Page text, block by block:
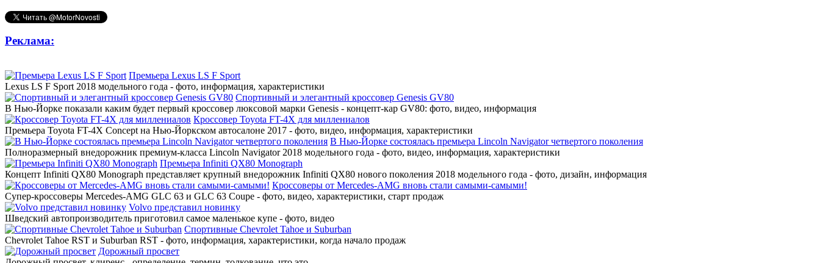
Реклама:
Премьера Lexus LS F Sport
Lexus LS F Sport 2018 модельного года - фото, информация, характеристики
Спортивный и элегантный кроссовер Genesis GV80
В Нью-Йорке показали каким будет первый кроссовер люксовой марки Genesis - концепт-кар GV80: фото, видео, информация
Кроссовер Toyota FT-4X для миллениалов
Премьера Toyota FT-4X Concept на Нью-Йоркском автосалоне 2017 - фото, видео, информация, характеристики
В Нью-Йорке состоялась премьера Lincoln Navigator четвертого поколения
Полноразмерный внедорожник премиум-класса Lincoln Navigator 2018 модельного года - фото, видео, информация, характеристики
Премьера Infiniti QX80 Monograph
Концепт Infiniti QX80 Monograph представляет крупный внедорожник Infiniti QX80 нового поколения 2018 модельного года - фото, дизайн, информация
Кроссоверы от Mercedes-AMG вновь стали самыми-самыми!
Супер-кроссоверы Mercedes-AMG GLC 63 и GLC 63 Coupe - фото, видео, характеристики, старт продаж
Volvo представил новинку
Шведский автопроизводитель приготовил самое маленькое купе - фото, видео
Спортивные Chevrolet Tahoe и Suburban
Chevrolet Tahoe RST и Suburban RST - фото, информация, характеристики, когда начало продаж
Дорожный просвет